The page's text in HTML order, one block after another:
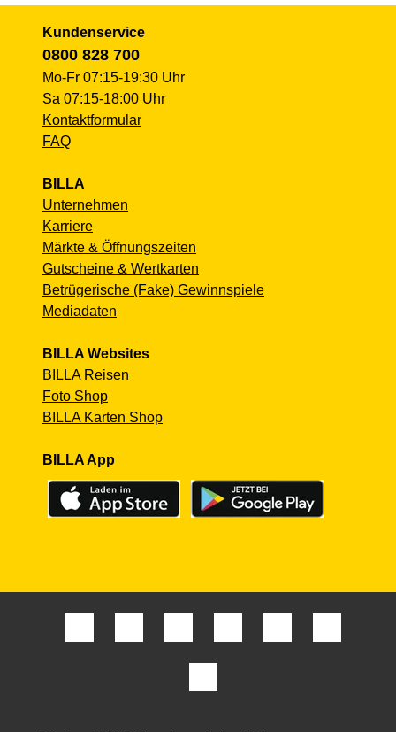
Kundenservice
0800 828 700
Mo-Fr 07:15-19:30 Uhr
Sa 07:15-18:00 Uhr
Kontaktformular
FAQ
BILLA
Unternehmen
Karriere
Märkte & Öffnungszeiten
Gutscheine & Wertkarten
Betrügerische (Fake) Gewinnspiele
Mediadaten
BILLA Websites
BILLA Reisen
Foto Shop
BILLA Karten Shop
BILLA App